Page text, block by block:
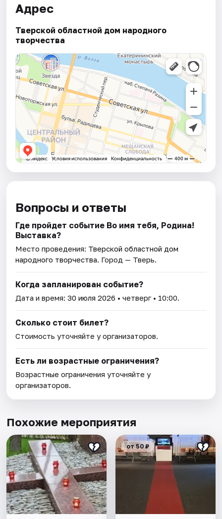
Адрес
Тверской областной дом народного
творчества
Вопросы и ответы
Где пройдет событие Во имя тебя, Родина!
Выставка?
Место проведения: Тверской областной дом
народного творчества. Город — Тверь.
Когда запланирован событие?
Дата и время:30 июля 2026 • четверг • 10:00.
Сколько стоит билет?
Стоимость уточняйте у организаторов.
Есть ли возрастные ограничения?
Возрастные ограничения уточняйте у
организаторов.
Похожие мероприятия
от 50 ₽